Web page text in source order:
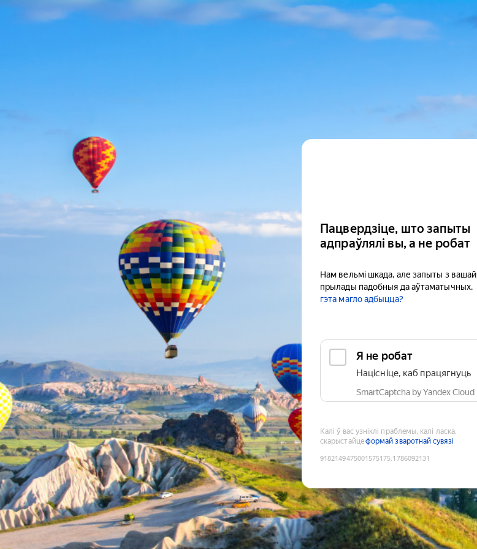
Пацвердзіце, што запыты
адпраўлялі вы, а не робат
Нам вельмі шкада, але запыты з вашай
прылады падобныя да аўтаматычных.
гэта магло адбыцца?
Я не робат
Націсніце, каб працягнуць
SmartCaptcha by Yandex Cloud
Калі ў вас узніклі праблемы, калі ласка,
скарыстайцеформай зваротнай сувязі
9182149475001575175:1786092131